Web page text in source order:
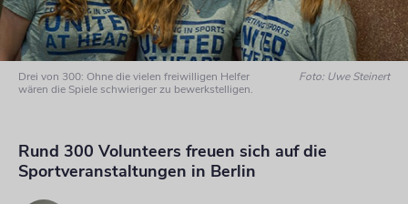
Drei von 300: Ohne die vielen freiwilligen Helfer
wären die Spiele schwieriger zu bewerkstelligen.
Foto: Uwe Steinert
Rund 300 Volunteers freuen sich auf die
Sportveranstaltungen in Berlin